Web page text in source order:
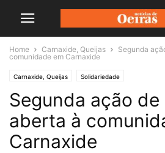
Home Carnaxide, Queijas
Segunda
comunidade em Carnaxide
Carnaxide, Queijas Solidariedade
Segunda ação
aberta à
Carnaxide